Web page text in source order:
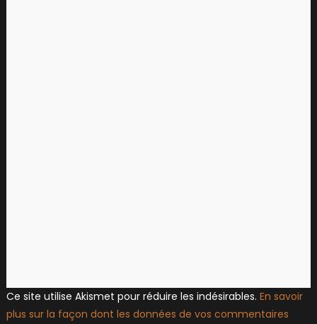
Ce site utilise Akismet pour réduire les indésirables. En savoir
plus sur la façon dont les données de vos commentaires